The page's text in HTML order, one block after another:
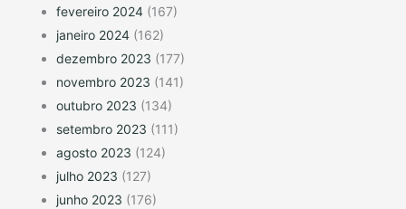
fevereiro 2024 (167)
janeiro 2024 (162)
dezembro 2023 (177)
novembro 2023 (141)
outubro 2023 (134)
setembro 2023 (111)
agosto 2023 (124)
julho 2023 (127)
junho 2023 (176)